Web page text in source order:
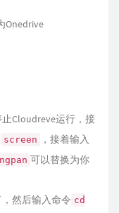
Onedrive
止Cloudreve运行，接
screen
，接着输入
可以替换为你
然后输入命令 cd